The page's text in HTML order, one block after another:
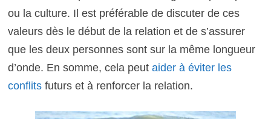
ou la culture. Il est préférable de discuter de ces
valeurs dès le début de la relation et de s’assurer
que les deux personnes sont sur la même longueur
d’onde. En somme, cela peut aider à éviter les
conflitsfuturs et à renforcer la relation.